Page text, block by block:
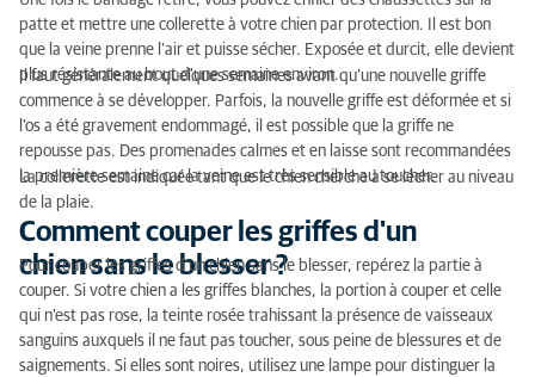
patte et mettre une collerette à votre chien par protection. Il est bon
que la veine prenne l'air et puisse sécher. Exposée et durcit, elle devient
plus résistante au bout d'une semaine environ.
Il faut généralement quelques semaines avant qu’une nouvelle griffe
commence à se développer. Parfois, la nouvelle griffe est déformée et si
l'os a été gravement endommagé, il est possible que la griffe ne
repousse pas. Des promenades calmes et en laisse sont recommandées
la première semaine car la veine est très sensible au toucher.
La collerette est indiquée tant que le chien cherche à se lécher au niveau
de la plaie.
Comment couper les griffes d'un
chien sans le blesser ?
Pour couper les griffes d’un chien sans le blesser, repérez la partie à
couper. Si votre chien a les griffes blanches, la portion à couper et celle
qui n’est pas rose, la teinte rosée trahissant la présence de vaisseaux
sanguins auxquels il ne faut pas toucher, sous peine de blessures et de
saignements. Si elles sont noires, utilisez une lampe pour distinguer la